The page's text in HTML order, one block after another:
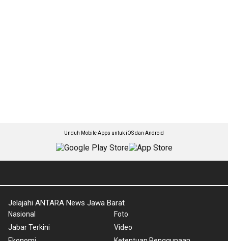
Unduh Mobile Apps untuk iOS dan Android
Jelajahi ANTARA News Jawa Barat
Nasional
Jabar Terkini
Foto
Video